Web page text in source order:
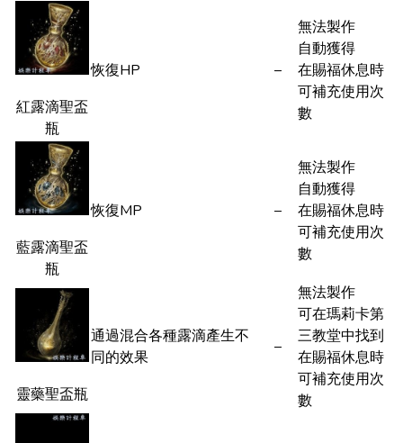
紅露滴聖盃
瓶
恢復HP –
無法製作
自動獲得
在賜福休息時
可補充使用次
數
藍露滴聖盃
瓶
恢復MP –
無法製作
自動獲得
在賜福休息時
可補充使用次
數
靈藥聖盃瓶
通過混合各種露滴產生不
同的效果
–
無法製作
可在瑪莉卡第
三教堂中找到
在賜福休息時
可補充使用次
數